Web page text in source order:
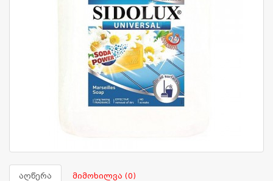
აღწერა მიმოხილვა (0)